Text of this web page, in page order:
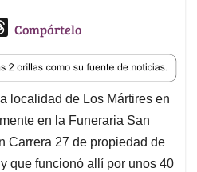
T
r
e
a
d
s
Compártelo
localidad de Los Mártires en
en la Funeraria San
Carrera 27 de propiedad de
que funcionó allí por unos 40